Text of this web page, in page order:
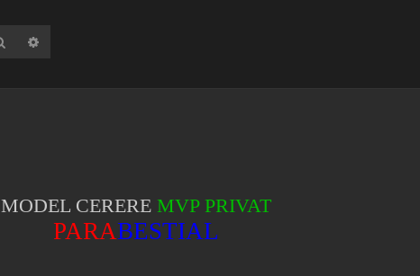
Căutare
MODEL CEREREMVP PRIVAT
PARABESTIAL